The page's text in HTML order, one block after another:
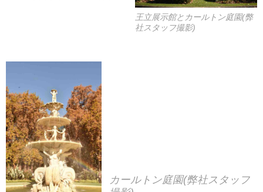
王立展示館とカールトン庭園(弊
社スタッフ撮影)
カールトン庭園(弊社スタッフ